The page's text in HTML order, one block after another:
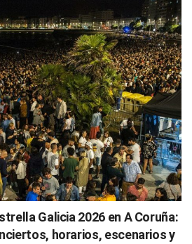
Galicia 2026 en A Coruña:
horarios, escenarios y